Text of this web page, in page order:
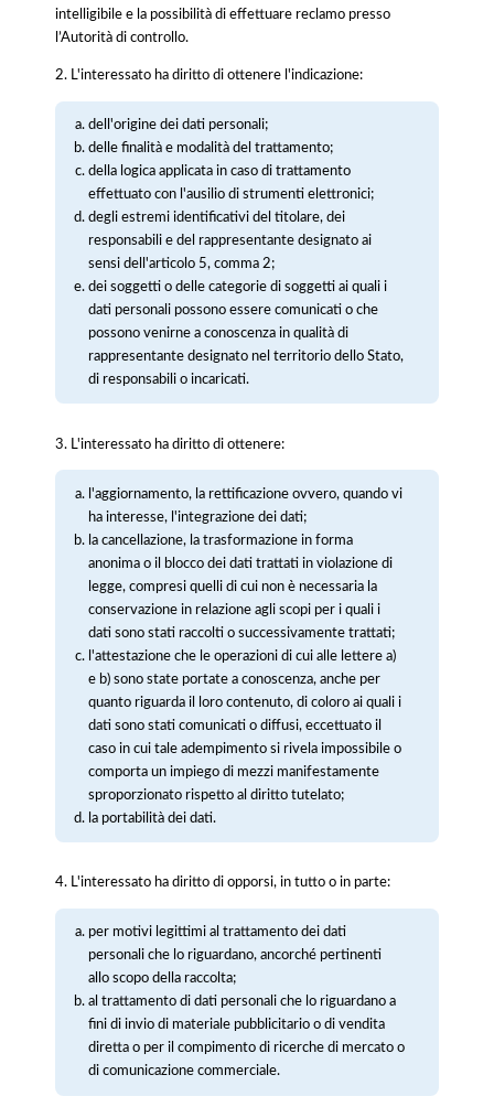
intelligibile e la possibilità di effettuare reclamo presso
l’Autorità di controllo.
2. L'interessato ha diritto di ottenere l'indicazione:
dell'origine dei dati personali;
delle finalità e modalità del trattamento;
della logica applicata in caso di trattamento
effettuato con l'ausilio di strumenti elettronici;
degli estremi identificativi del titolare, dei
responsabili e del rappresentante designato ai
sensi dell'articolo 5, comma 2;
dei soggetti o delle categorie di soggetti ai quali i
dati personali possono essere comunicati o che
possono venirne a conoscenza in qualità di
rappresentante designato nel territorio dello Stato,
di responsabili o incaricati.
3. L'interessato ha diritto di ottenere:
l'aggiornamento, la rettificazione ovvero, quando vi
ha interesse, l'integrazione dei dati;
la cancellazione, la trasformazione in forma
anonima o il blocco dei dati trattati in violazione di
legge, compresi quelli di cui non è necessaria la
conservazione in relazione agli scopi per i quali i
dati sono stati raccolti o successivamente trattati;
l'attestazione che le operazioni di cui alle lettere a)
e b) sono state portate a conoscenza, anche per
quanto riguarda il loro contenuto, di coloro ai quali i
dati sono stati comunicati o diffusi, eccettuato il
caso in cui tale adempimento si rivela impossibile o
comporta un impiego di mezzi manifestamente
sproporzionato rispetto al diritto tutelato;
la portabilità dei dati.
4. L'interessato ha diritto di opporsi, in tutto o in parte:
per motivi legittimi al trattamento dei dati
personali che lo riguardano, ancorché pertinenti
allo scopo della raccolta;
al trattamento di dati personali che lo riguardano a
fini di invio di materiale pubblicitario o di vendita
diretta o per il compimento di ricerche di mercato o
di comunicazione commerciale.